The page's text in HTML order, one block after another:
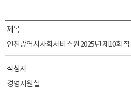
제목
인천광역시사회서비스원 2025년 제10회
작성자
경영지원실